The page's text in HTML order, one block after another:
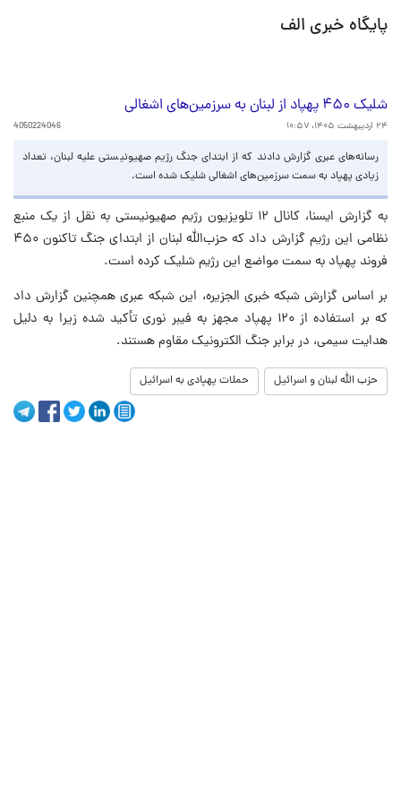
پایگاه خبری الف
شلیک ۴۵۰ پهپاد از لبنان به سرزمین‌های اشغالی
۲۴ اردیبهشت ۱۴۰۵، ۱۰:۵۷ 4050224046
رسانه‌های عبری گزارش دادند که از ابتدای جنگ رژیم صهیونیستی علیه لبنان، تعداد
زیادی پهپاد به سمت سرزمین‌های اشغالی شلیک شده است.
به گزارش ایسنا، کانال ۱۲ تلویزیون رژیم صهیونیستی به نقل از یک منبع
نظامی این رژیم گزارش داد که حزب‌الله لبنان از ابتدای جنگ تاکنون ۴۵۰
فروند پهپاد به سمت مواضع این رژیم شلیک کرده است.
بر اساس گزارش شبکه خبری الجزیره، این شبکه عبری همچنین گزارش داد
که بر استفاده از ۱۲۰ پهپاد مجهز به فیبر نوری تأکید شده زیرا به دلیل
هدایت سیمی، در برابر جنگ الکترونیک مقاوم هستند.
حزب الله لبنان و اسرائیل حملات پهپادی به اسرائیل